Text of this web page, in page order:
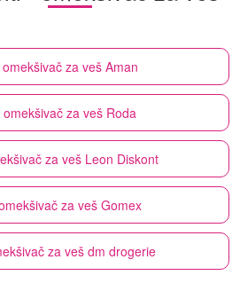
omekšivač za veš Aman
omekšivač za veš Roda
za veš Leon Diskont
za veš Gomex
za veš dm drogerie